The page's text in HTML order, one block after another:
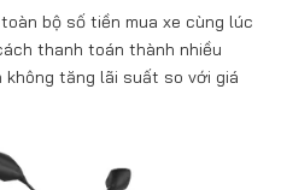
bộ số tiền mua xe cùng lúc
thanh toán thành nhiều
tăng lãi suất so với giá